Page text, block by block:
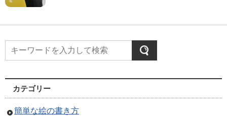
カテゴリー
簡単な絵の書き方